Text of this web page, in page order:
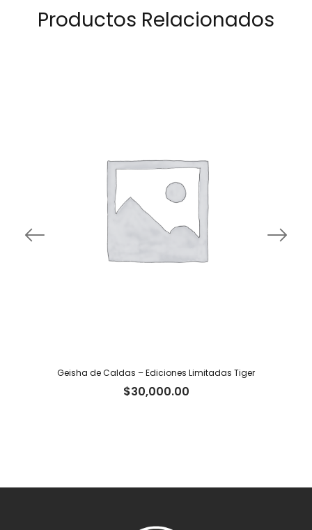
Productos Relacionados
Geisha de Caldas – Ediciones Limitadas Tiger
$30,000.00